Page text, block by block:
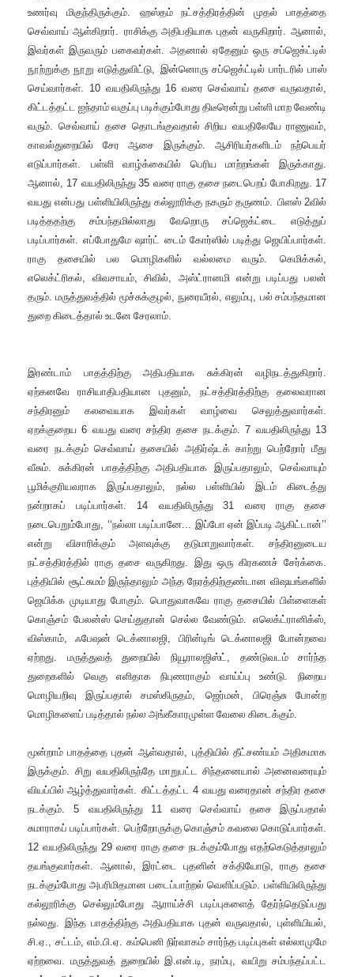
உணர்வு மிகுந்திருக்கும். ஹஸ்தம் நட்சத்திரத்தின் முதல் பாதத்தை
செவ்வாய் ஆள்கிறார்
ராசிக்கு அதிபதியாக புதன் வருகிறார் .ஆனால்
இவர்கள் இருவரும் பகைவர்கள்
அதனால் ஏதேனும் ஒரு சப்ஜெக்ட்டில்
நூற்றுக்கு நூறு எடுத்துவிட்டு
இன்னொரு சப்ஜெக்ட்டில் பார்டரில் பாஸ்
செய்வார்கள்
10 வயதிலிருந்து 16 வரை செவ்வாய் தசை வருவதால்
கிட்டத்தட்ட ஐந்தாம் வகுப்பு படிக்கும்போது திடீரென்று பள்ளி மாற வேண்டி
வரும் .செவ்வாய் தசை தொடங்குவதால் சிறிய வயதிலேயே ராணுவம்
காவல்துறையில் சேர ஆசை இருக்கும்.ஆசிரியர்களிடம் நற்பெயர்
எடுப்பார்கள்
பள்ளி வாழ்க்கையில் பெரிய மாற்றங்கள் இருக்காது
ஆனால் , 17 வயதிலிருந்து35 வரை ராகு தசை நடைபெறப் போகிறது. 17
வயது என்பது பள்ளியிலிருந்து கல்லூரிக்கு நகரும் தருணம்
பிளஸ் 2வில்
படித்ததற்கு சம்பந்தமில்லாது வேறொரு சப்ஜெக்ட்டை எடுத்துப்
படிப்பார்கள் .எப்போதுமே ஷார்ட் டைம் கோர்ஸில் படித்து ஜெயிப்பார்கள்
ராகு தசையில் பல மொழிகளில் வல்லமை வரும் .கெமிக்கல்
எலெக்ட்ரிகல்
விவசாயம்,சிவில் ,அஸ்ட்ரானமி என்று படிப்பது பலன்
தரும் .மருத்துவத்தில் மூச்சுக்குழல் நுரையீரல் ,எலும்பு
பல் சம்பந்தமான
துறை கிடைத்தால் உடனே சேரலாம்
இரண்டாம் பாதத்திற்கு அதிபதியாக சுக்கிரன் வழிநடத்துகிறார்
ஏற்கனவே ராசியாதிபதியான புதனும்
நட்சத்திரத்திற்கு தலைவரான
சந்திரனும் கலவையாக இவர்கள் வாழ்வை செலுத்துவார்கள்
ஏறக்குறைய 6 வயது வரை சந்திர தசை நடக்கும்.7வயதிலிருந்து 13
வரை நடக்கும் செவ்வாய் தசையில் அதிர்ஷ்டக் காற்று பெற்றோர் மீது
வீசும் .சுக்கிரன் பாதத்திற்கு அதிபதியாக இருப்பதாலும்,செவ்வாயும்
பூமிக்குரியவராக இருப்பதாலும்
நல்ல பள்ளியில் இடம் கிடைத்து
நன்றாகப் படிப்பார்கள். 14 வயதிலிருந்து31 வரை ராகு தசை
நடைபெறும்போது , ‘‘நல்லா படிப்பானே இப்போ ஏன் இப்படி ஆகிட்டான்’’
என்று விசாரிக்கும் அளவுக்கு தடுமாறுவார்கள். சந்திரனுடைய
நட்சத்திரத்தில் ராகு தசை வருகிறது
இது ஒரு கிரகணச் சேர்க்கை
புத்தியில் சூட்சுமம் இருந்தாலும் அந்த நேரத்திற்குண்டான விஷயங்களில்
ஜெயிக்க முடியாது போகும்
பொதுவாகவே ராகு தசையில் பிள்ளைகள்
கொஞ்சம் பேலன்ஸ் செய்துதான் செல்ல வேண்டும் .எலெக்ட்ரானிக்ஸ்
விஸ்காம்
ஃபேஷன் டெக்னாலஜி
பிரின்டிங் டெக்னாலஜி போன்றவை
ஏற்றது .மருத்துவத் துறையில் நியூராலஜிஸ்ட்
தண்டுவடம் சார்ந்த
துறைகளில் வெகு எளிதாக நிபுணராகும் வாய்ப்பு உண்டு .நிறைய
மொழியறிவு இருப்பதால் சமஸ்கிருதம்
ஜெர்மன்
பிரெஞ்சு போன்ற
மொழிகளைப் படித்தால் நல்ல அங்கீகாரமுள்ள வேலை கிடைக்கும்
மூன்றாம் பாதத்தை புதன் ஆள்வதால்
புத்தியில் தீட்சண்யம் அதிகமாக
இருக்கும்
சிறு வயதிலிருந்தே மாறுபட்ட சிந்தனையால் அனைவரையும்
வியப்பில் ஆழ்த்துவார்கள்
கிட்டத்தட்ட 4வயது வரைதான் சந்திர தசை
நடக்கும் .5 வயதிலிருந்து 11வரை செவ்வாய் தசை இருப்பதால்
சுமாராகப் படிப்பார்கள் பெற்றோருக்கு கொஞ்சம் கவலை கொடுப்பார்கள்
12வயதிலிருந்து 29வரை ராகு தசை நடக்கும்போது எதற்கெடுத்தாலும்
தயங்குவார்கள்
ஆனால் ,இரட்டை புதனின் சக்தியோடு,ராகு தசை
நடக்கும்போது அபரிமிதமான படைப்பாற்றல் வெளிப்படும் பள்ளியிலிருந்து
கல்லூரிக்கு செல்லும்போது ஆராய்ச்சி படிப்புகளைத் தேர்ந்தெடுப்பது
நல்லது
இந்த பாதத்திற்கு அதிபதியாக புதன் வருவதால் புள்ளியியல்
சி ஏ சட்டம்,எம் .பி .ஏ .கம்பெனி நிர்வாகம் சார்ந்த படிப்புகள் எல்லாமுமே
ஏற்றவை .மருத்துவத் துறையில் இ .என் .டி ,நரம்பு
வயிறு சம்பந்தப்பட்ட